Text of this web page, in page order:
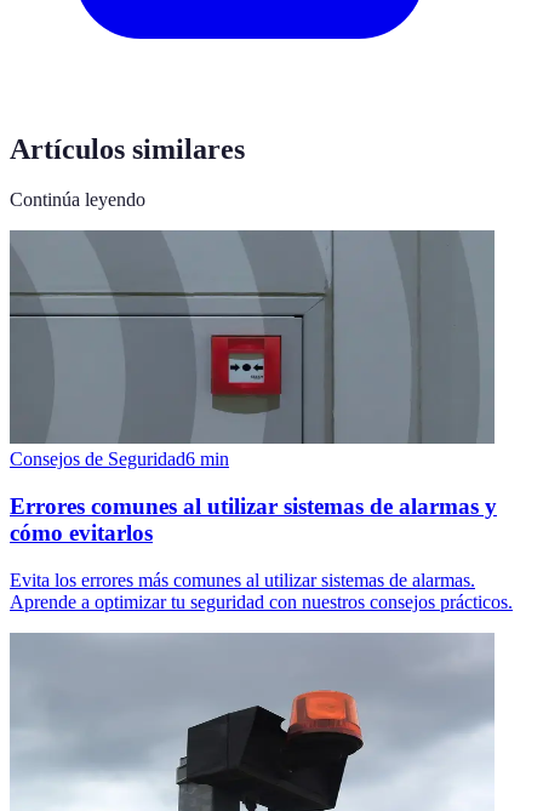
Artículos similares
Continúa leyendo
Consejos de Seguridad6 min
Errores comunes al utilizar sistemas de alarmas y
cómo evitarlos
Evita los errores más comunes al utilizar sistemas de alarmas.
Aprende a optimizar tu seguridad con nuestros consejos prácticos.